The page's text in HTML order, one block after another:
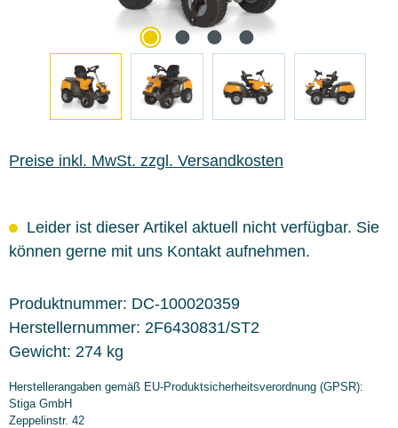
Preise inkl. MwSt. zzgl. Versandkosten
Leider ist dieser Artikel aktuell nicht verfügbar. Sie
können gerne mit uns Kontakt aufnehmen.
Produktnummer: DC-100020359
Herstellernummer: 2F6430831/ST2
Gewicht: 274 kg
Herstellerangaben gemäß EU-Produktsicherheitsverordnung (GPSR):
Stiga GmbH
Zeppelinstr. 42